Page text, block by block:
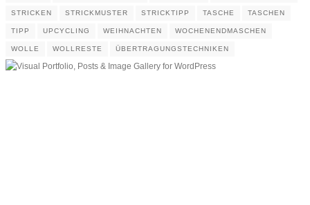
STRICKEN STRICKMUSTER STRICKTIPP TASCHE TASCHEN
TIPP UPCYCLING WEIHNACHTEN WOCHENENDMASCHEN
WOLLE WOLLRESTE ÜBERTRAGUNGSTECHNIKEN